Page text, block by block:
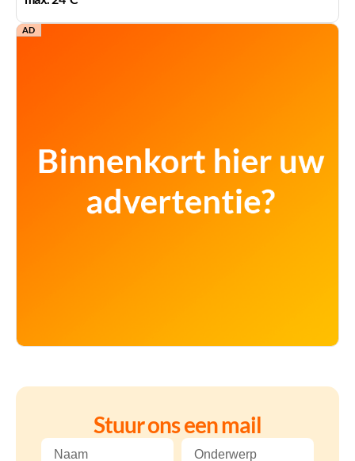
AD
Stuur ons een mail